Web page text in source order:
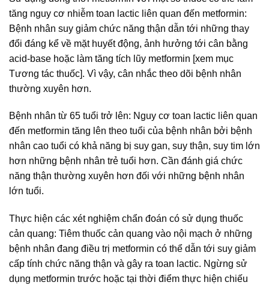
tăng nguy cơ nhiễm toan lactic liên quan đến metformin:
Bệnh nhân suy giảm chức năng thận dẫn tới những thay
đổi đáng kể về mặt huyết động, ảnh hưởng tới cân bằng
acid-base hoặc làm tăng tích lũy metformin [xem mục
Tương tác thuốc]. Vì vậy, cân nhắc theo dõi bệnh nhân
thường xuyên hơn.
Bệnh nhân từ 65 tuổi trở lên: Nguy cơ toan lactic liên quan
đến metformin tăng lên theo tuổi của bệnh nhân bởi bệnh
nhân cao tuổi có khả năng bị suy gan, suy thận, suy tim lớn
hơn những bệnh nhân trẻ tuổi hơn. Cần đánh giá chức
năng thận thường xuyên hơn đối với những bệnh nhân
lớn tuổi.
Thực hiện các xét nghiệm chẩn đoán có sử dụng thuốc
cản quang: Tiêm thuốc cản quang vào nội mạch ở những
bệnh nhân đang điều trị metformin có thể dẫn tới suy giảm
cấp tính chức năng thận và gây ra toan lactic. Ngừng sử
dụng metformin trước hoặc tại thời điểm thực hiện chiếu